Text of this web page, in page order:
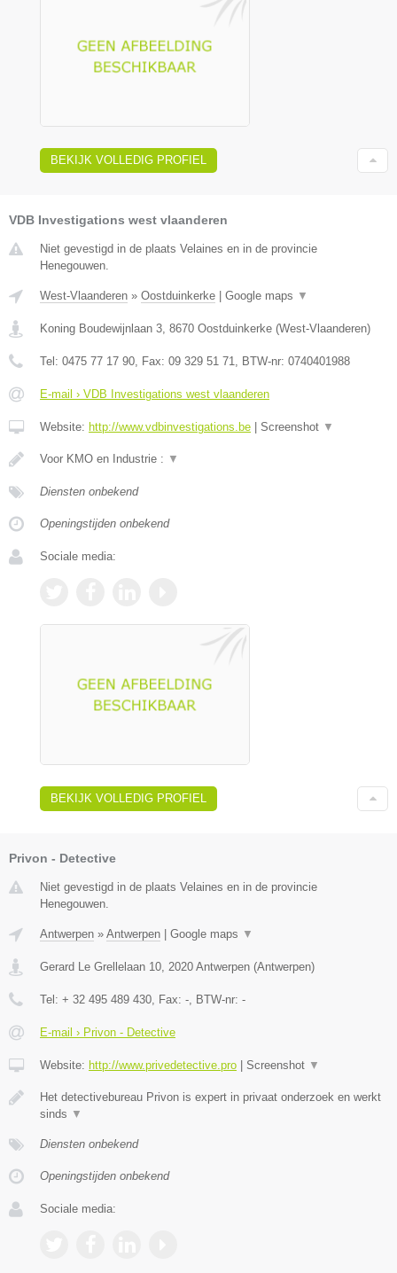
BEKIJK VOLLEDIG PROFIEL
VDB Investigations west vlaanderen
Niet gevestigd in de plaats Velaines en in de provincie
Henegouwen.
West-Vlaanderen » Oostduinkerke Google maps ▼
Koning Boudewijnlaan 3 8670 Oostduinkerke (West-Vlaanderen)
Tel: 0475 77 17 90 , Fax: 09 329 51 71 , BTW-nr: 0740401988
E-mail › VDB Investigations west vlaanderen
Website: http://www.vdbinvestigations.be Screenshot ▼
Voor KMO en Industrie : ▼
Diensten onbekend
Openingstijden onbekend
Sociale media:
BEKIJK VOLLEDIG PROFIEL
Privon - Detective
Niet gevestigd in de plaats Velaines en in de provincie
Henegouwen.
Antwerpen » Antwerpen | Google maps ▼
Gerard Le Grellelaan 10 2020 Antwerpen (Antwerpen)
Tel: + 32 495 489 430 , Fax: - , BTW-nr: -
E-mail › Privon - Detective
Website: http://www.privedetective.pro | Screenshot ▼
Het detectivebureau Privon is expert in privaat onderzoek en werkt
sinds ▼
Diensten onbekend
Openingstijden onbekend
Sociale media: